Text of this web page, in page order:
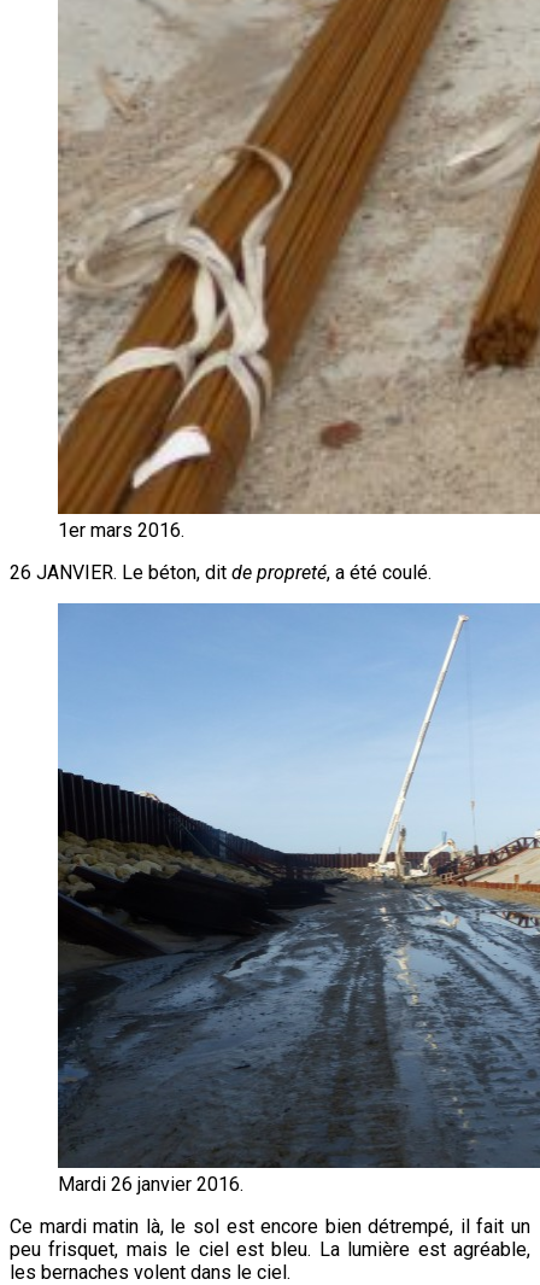
1er mars 2016.
26 JANVIER. Le béton, dit de propreté, a été coulé.
Mardi 26 janvier 2016.
Ce mardi matin là, le sol est encore bien détrempé, il fait un
peu frisquet, mais le ciel est bleu. La lumière est agréable,
les bernaches volent dans le ciel.